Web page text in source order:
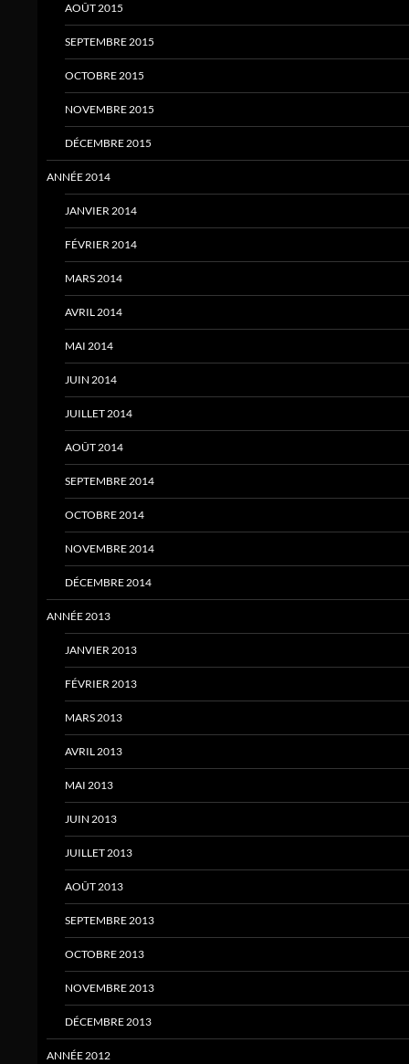
AOÛT 2015
SEPTEMBRE 2015
OCTOBRE 2015
NOVEMBRE 2015
DÉCEMBRE 2015
ANNÉE 2014
JANVIER 2014
FÉVRIER 2014
MARS 2014
AVRIL 2014
MAI 2014
JUIN 2014
JUILLET 2014
AOÛT 2014
SEPTEMBRE 2014
OCTOBRE 2014
NOVEMBRE 2014
DÉCEMBRE 2014
ANNÉE 2013
JANVIER 2013
FÉVRIER 2013
MARS 2013
AVRIL 2013
MAI 2013
JUIN 2013
JUILLET 2013
AOÛT 2013
SEPTEMBRE 2013
OCTOBRE 2013
NOVEMBRE 2013
DÉCEMBRE 2013
ANNÉE 2012